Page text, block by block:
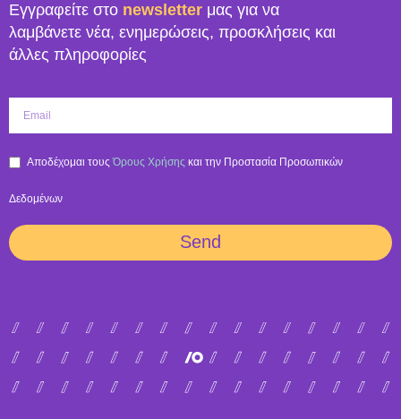
Εγγραφείτε στο newsletter μας για να
λαμβάνετε νέα, ενημερώσεις, προσκλήσεις και
άλλες πληροφορίες
Aποδέχομαι τουςΌρους Χρήσης και την Προστασία Προσωπικών
Δεδομένων
Send